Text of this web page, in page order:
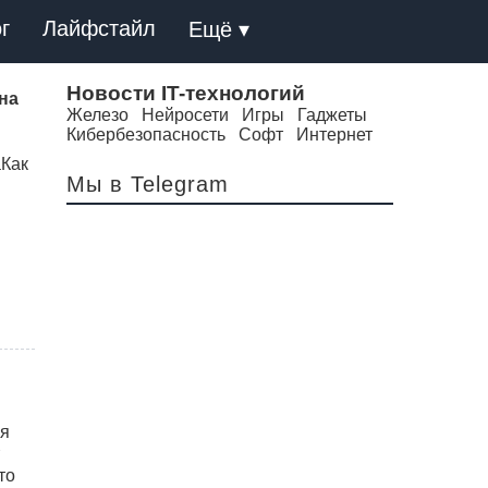
Лайфстайл Ещё ▾
Как
Новости IT-технологий
Железо Нейросети Игры
Гаджеты
Кибербезопасность
Софт Интернет
Мы в Telegram